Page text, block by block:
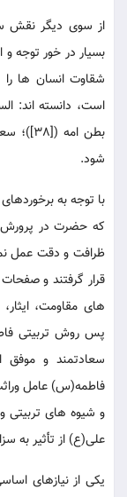
از سوی دیگر نقش
بسیار در خور توجه
شقاوت انسان ها
است، دانسته اند:
بطن
شود.
با توجه به
که حضرت در پرورش
ظرافت و دقت عمل
قرار گرفتند و صفحات
های مقاومت،
پس روش تربیتی
سعادتمند و
فاطمه(س) عامل
و شیوه های تربیتی
علی(ع) از تأثیر به
یکی از نیازهای